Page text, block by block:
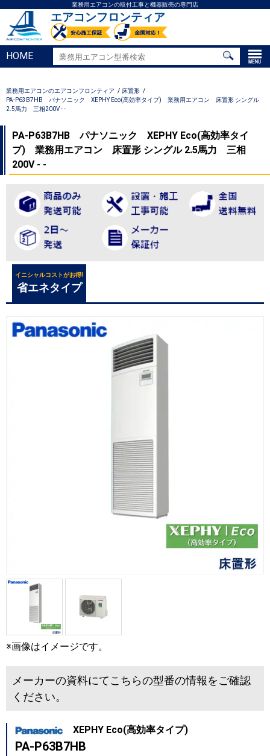
業務用エアコンの取付工事と機器販売の専門店
エアコンフロンティア
HOME
業務用エアコンのエアコンフロンティア
床置形
PA-P63B7HB パナソニック XEPHY Eco(高効率タイプ) 業務用エアコン 床置形 シングル
2.5馬力 三相200V - -
PA-P63B7HB パナソニック XEPHY Eco(高効率タイ
プ) 業務用エアコン 床置形 シングル 2.5馬力 三相
200V - -
イニシャルコストがお得!
省エネタイプ
※画像はイメージです。
メーカーの資料にてこちらの型番の情報をご確認
ください。
XEPHY Eco(高効率タイプ)
PA-P63B7HB